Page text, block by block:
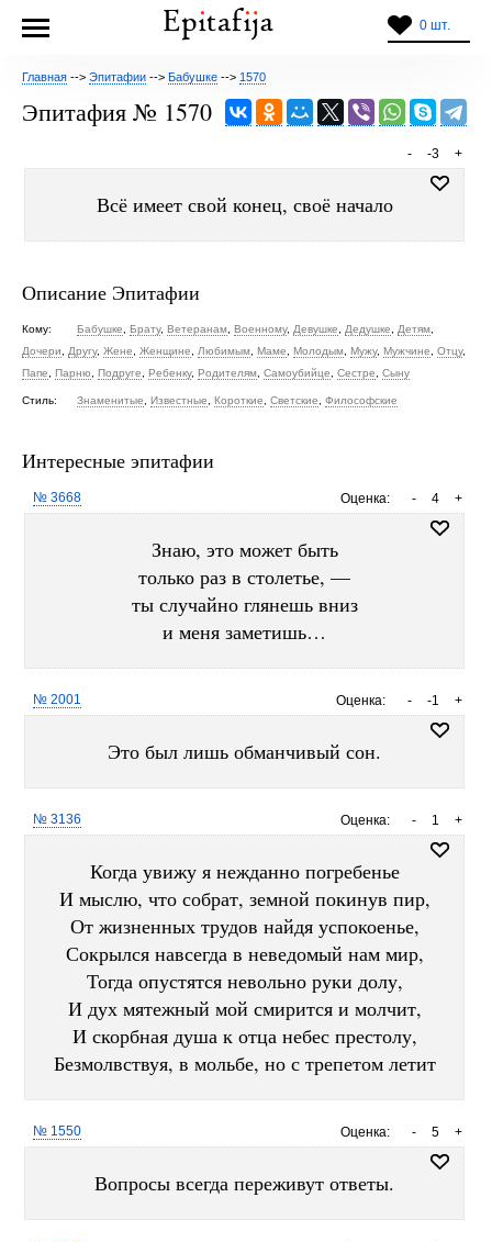
0 шт.
Главная --> Эпитафии --> Бабушке --> 1570
Эпитафия № 1570
+
-3
-
Всё имеет свой конец, своё начало
Описание Эпитафии
Кому: Бабушке Брату, Ветеранам Военному, Девушке Дедушке Детям
Дочери
Другу, Жене Женщине Любимым Маме Молодым Мужу, Мужчине Отцу,
Папе
Парню Подруге Ребенку, Родителям Самоубийце Сестре Сыну
Стиль: Знаменитые Известные Короткие Светские Философские
Интересные эпитафии
Оценка: +
4
-
№ 3668
Знаю, это может быть
только раз в столетье, —
ты случайно глянешь вниз
и меня заметишь…
Оценка: +
-1
-
№ 2001
Это был лишь обманчивый сон.
Оценка: +
1
-
№ 3136
Когда увижу я нежданно погребенье
И мыслю, что собрат, земной покинув пир,
От жизненных трудов найдя успокоенье,
Сокрылся навсегда в неведомый нам мир,
Тогда опустятся невольно руки долу,
И дух мятежный мой смирится и молчит,
И скорбная душа к отца небес престолу,
Безмолвствуя, в мольбе, но с трепетом летит
Оценка: +
5
-
№ 1550
Вопросы всегда переживут ответы.